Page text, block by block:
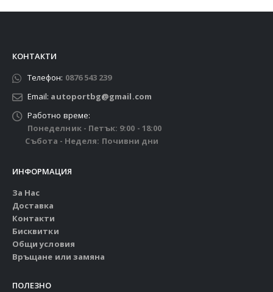
КОНТАКТИ
Телефон: 0876 543 239
Email: autoportbg@gmail.com
Работно време:
Понеделник - Петък: 9:00 - 18:00
Събота - Неделя: Почивни дни
ИНФОРМАЦИЯ
За Нас
Доставка
Контакти
Бисквитки
Общи условия
Връщане или замяна
ПОЛЕЗНО